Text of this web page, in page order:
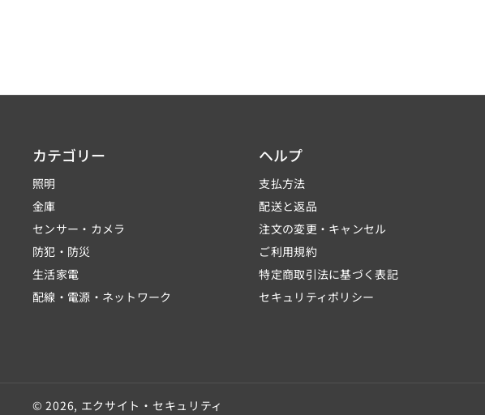
カテゴリー
照明
金庫
センサー・カメラ
防犯・防災
生活家電
配線・電源・ネットワーク
ヘルプ
支払方法
配送と返品
注文の変更・キャンセル
ご利用規約
特定商取引法に基づく表記
セキュリティポリシー
© 2026, エクサイト・セキュリティ